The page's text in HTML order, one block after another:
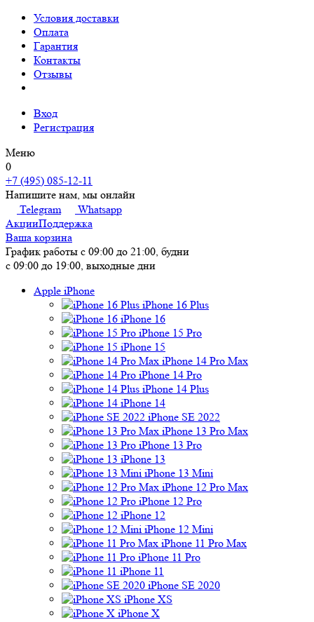
Условия доставки
Оплата
Гарантия
Контакты
Отзывы
Вход
Регистрация
Меню
0
+7 (495) 085-12-11
Напишите нам, мы онлайн
Telegram
Whatsapp
АкцииПоддержка
Ваша корзина
График работы с 09:00 до 21:00, будни
с 09:00 до 19:00, выходные дни
Apple iPhone
iPhone 16 Plus
iPhone 16
iPhone 15 Pro
iPhone 15
iPhone 14 Pro Max
iPhone 14 Pro
iPhone 14 Plus
iPhone 14
iPhone SE 2022
iPhone 13 Pro Max
iPhone 13 Pro
iPhone 13
iPhone 13 Mini
iPhone 12 Pro Max
iPhone 12 Pro
iPhone 12
iPhone 12 Mini
iPhone 11 Pro Max
iPhone 11 Pro
iPhone 11
iPhone SE 2020
iPhone XS
iPhone X